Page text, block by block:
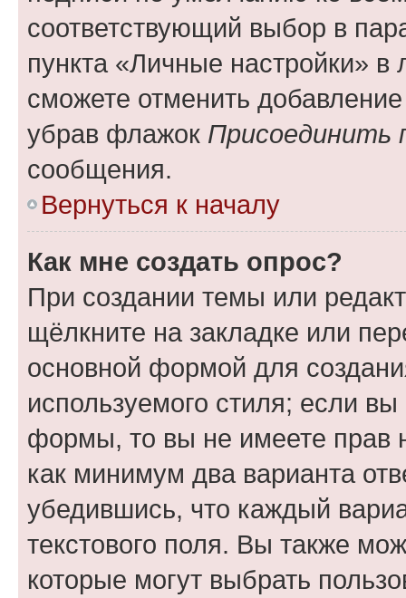
соответствующий выбор в
пункта «Личные настройки»
сможете отменить
убрав флажок Присоединить
сообщения.
Вернуться к началу
Как мне создать опрос?
При создании темы или
щёлкните на закладке или
основной формой для
используемого стиля; если
формы, то вы не имеете прав
как минимум два варианта
убедившись, что каждый
текстового поля. Вы также
которые могут выбрать